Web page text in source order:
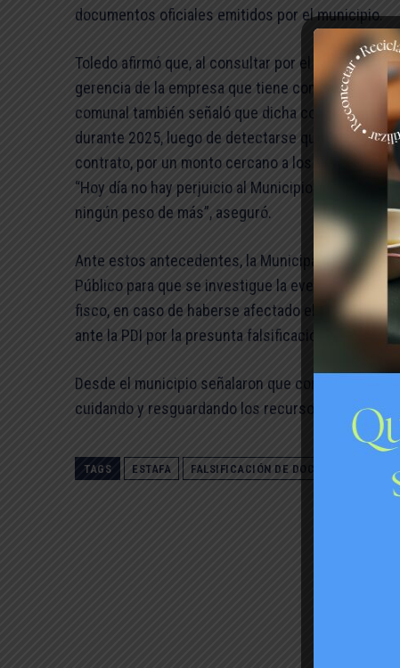
documentos oficiales emitidos por el municipio.
Toledo afirmó que, al consultar por el origen de
gerencia de la empresa que tiene contrato de
comunal también señaló que dicha compañía ya
durante 2025, luego de detectarse que no
contrato, por un monto cercano a los $1.200
“Hoy día no hay perjuicio al Municipio de Puente
ningún peso de más”, aseguró.
Ante estos antecedentes, la Municipalidad de
Público para que se investigue la eventual
fisco, en caso de haberse afectado el patrimonio
ante la PDI por la presunta falsificación del
Desde el municipio señalaron que continuarán
cuidando y resguardando los recursos de todos
TAGS ESTAFA FALSIFICACIÓN DE DOCUMENTO